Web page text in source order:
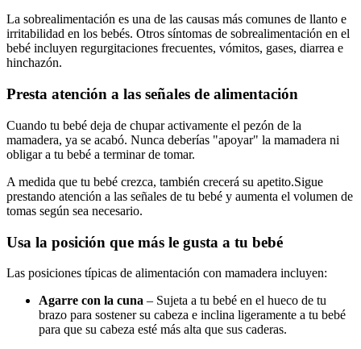
La sobrealimentación es una de las causas más comunes de llanto e
irritabilidad en los bebés. Otros síntomas de sobrealimentación en el
bebé incluyen regurgitaciones frecuentes, vómitos, gases, diarrea e
hinchazón.
Presta atención a las señales de alimentación
Cuando tu bebé deja de chupar activamente el pezón de la
mamadera, ya se acabó. Nunca deberías "apoyar" la mamadera ni
obligar a tu bebé a terminar de tomar.
A medida que tu bebé crezca, también crecerá su apetito.Sigue
prestando atención a las señales de tu bebé y aumenta el volumen de
tomas según sea necesario.
Usa la posición que más le gusta a tu bebé
Las posiciones típicas de alimentación con mamadera incluyen:
Agarre con la cuna – Sujeta a tu bebé en el hueco de tu
brazo para sostener su cabeza e inclina ligeramente a tu bebé
para que su cabeza esté más alta que sus caderas.